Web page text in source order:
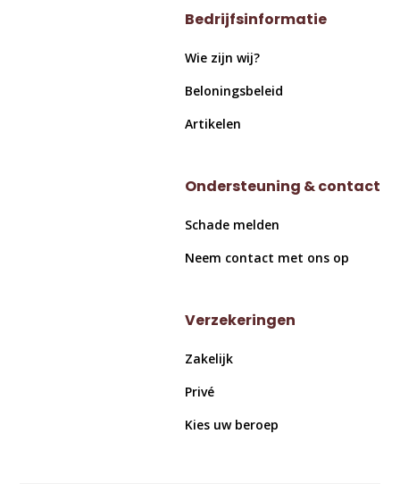
Bedrijfsinformatie
Wie zijn wij?
Beloningsbeleid
Artikelen
Ondersteuning & contact
Schade melden
Neem contact met ons op
Verzekeringen
Zakelijk
Privé
Kies uw beroep